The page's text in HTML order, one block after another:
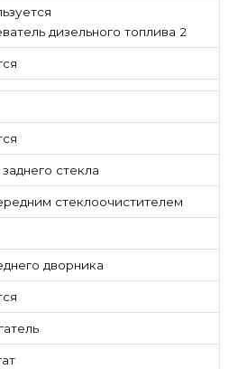
дизельного топлива 2
стекла
стеклоочистителем
дворника